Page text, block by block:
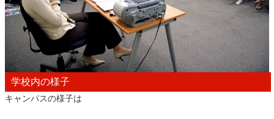
学校内の様子
キャンパスの様子は